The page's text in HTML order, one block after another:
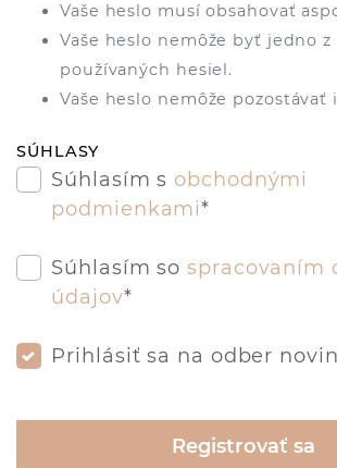
Vaše heslo musí obsahovať
Vaše heslo nemôže byť jedno z
používaných hesiel.
Vaše heslo nemôže pozostávať
SÚHLASY
Súhlasím s obchodnými
podmienkami*
Súhlasím sospracovaním
údajov*
Prihlásiť sa na odber